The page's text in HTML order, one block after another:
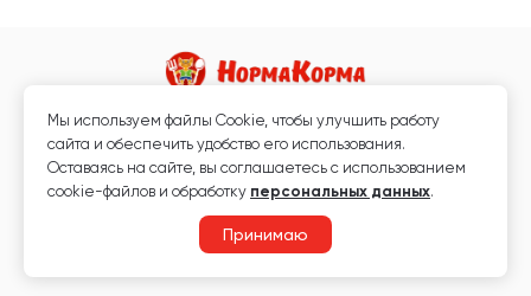
Магазин кормов для животных и ветаптека
Любая информация, размещённая на сайте, не является публичной
офертой.
Мы используем файлы Сookie, чтобы улучшить работу
сайта и обеспечить удобство его использования.
Оставаясь на сайте, вы соглашаетесь с использованием
cookie-файлов и обработку персональных данных.
Принимаю